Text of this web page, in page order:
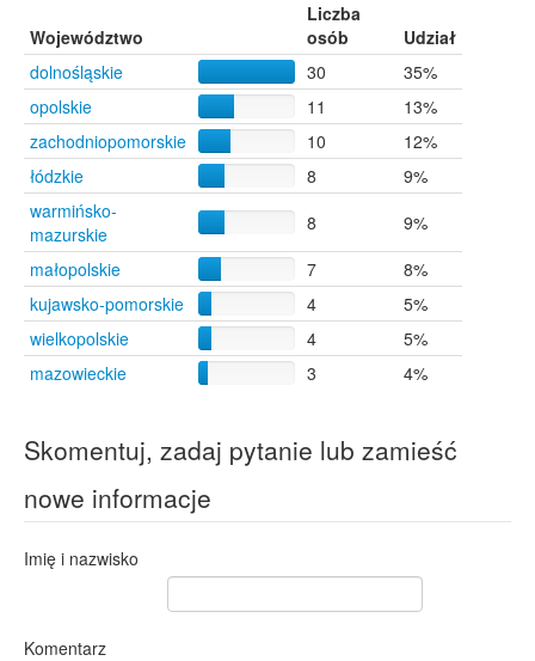
Województwo
Liczba
osób
Udział
dolnośląskie
30
35%
opolskie
11
13%
zachodniopomorskie
10
12%
łódzkie
8
9%
warmińsko-
mazurskie
8
9%
małopolskie
7
8%
kujawsko-pomorskie
4
5%
wielkopolskie
4
5%
mazowieckie
3 4%
Skomentuj, zadaj pytanie lub zamieść
nowe informacje
Imię i nazwisko
Komentarz